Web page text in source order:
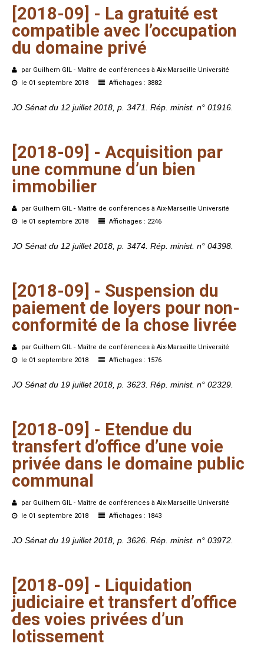
[2018-09] - La gratuité est
compatible avec l’occupation
du domaine privé
par Guilhem GIL - Maître de conférences à Aix-Marseille Université
le 01 septembre 2018
Affichages : 3882
JO Sénat du 12 juillet 2018, p. 3471. Rép. minist. n° 01916.
[2018-09] - Acquisition par
une commune d’un bien
immobilier
par Guilhem GIL - Maître de conférences à Aix-Marseille Université
le 01 septembre 2018
Affichages : 2246
JO Sénat du 12 juillet 2018, p. 3474. Rép. minist. n° 04398.
[2018-09] - Suspension du
paiement de loyers pour non-
conformité de la chose livrée
par Guilhem GIL - Maître de conférences à Aix-Marseille Université
le 01 septembre 2018
Affichages : 1576
JO Sénat du 19 juillet 2018, p. 3623. Rép. minist. n° 02329.
[2018-09] - Etendue du
transfert d’office d’une voie
privée dans le domaine public
communal
par Guilhem GIL - Maître de conférences à Aix-Marseille Université
le 01 septembre 2018
Affichages : 1843
JO Sénat du 19 juillet 2018, p. 3626. Rép. minist. n° 03972.
[2018-09] - Liquidation
judiciaire et transfert d’office
des voies privées d’un
lotissement